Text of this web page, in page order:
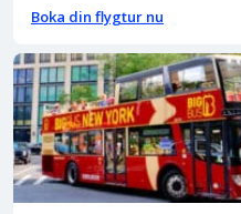
Boka din flygtur nu